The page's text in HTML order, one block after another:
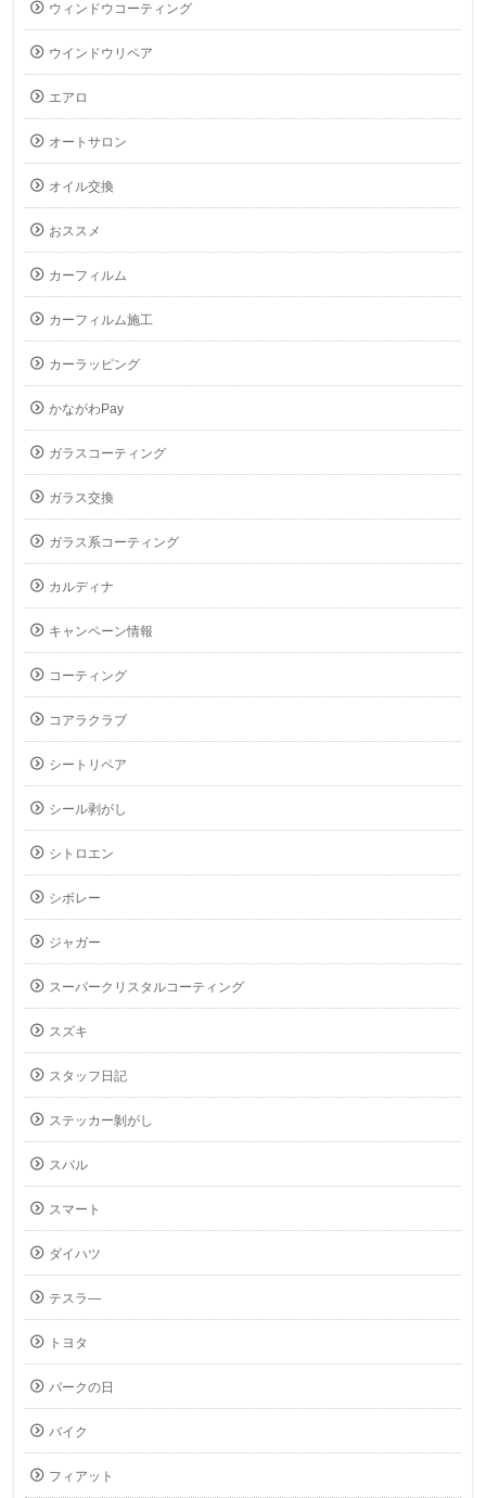
ウィンドウコーティング
ウインドウリペア
エアロ
オートサロン
オイル交換
おススメ
カーフィルム
カーフィルム施工
カーラッピング
かながわPay
ガラスコーティング
ガラス交換
ガラス系コーティング
カルディナ
キャンペーン情報
コーティング
コアラクラブ
シートリペア
シール剥がし
シトロエン
シボレー
ジャガー
スーパークリスタルコーティング
スズキ
スタッフ日記
ステッカー剝がし
スバル
スマート
ダイハツ
テスラ―
トヨタ
パークの日
バイク
フィアット